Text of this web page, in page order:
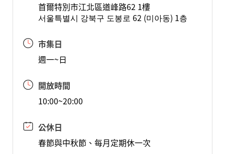
首爾特別市江北區道峰路62 1樓
서울특별시 강북구 도봉로 62 (미아동) 1층
市集日
週一~日
開放時間
10:00~20:00
公休日
春節與中秋節、每月定期休一次